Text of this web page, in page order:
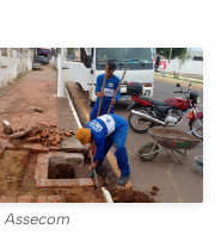
Assecom